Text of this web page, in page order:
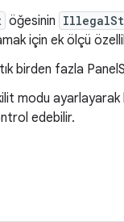
öğesinin
için ek ölçü
birden fazla
modu ayarlayarak
edebilir.